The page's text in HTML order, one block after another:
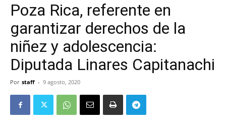
Poza Rica, referente en
garantizar derechos de la
niñez y adolescencia:
Diputada Linares Capitanachi
Por staff - 9 agosto, 2020